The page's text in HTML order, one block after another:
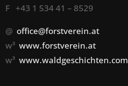
F +43 1 534 41 – 8529
@ office@forstverein.at
w³www.forstverein.at
w³www.waldgeschichten.com